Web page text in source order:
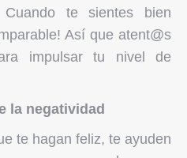
te sientes bien
Así que atent@s
impulsar tu nivel de
la negatividad
te hagan feliz, te ayuden